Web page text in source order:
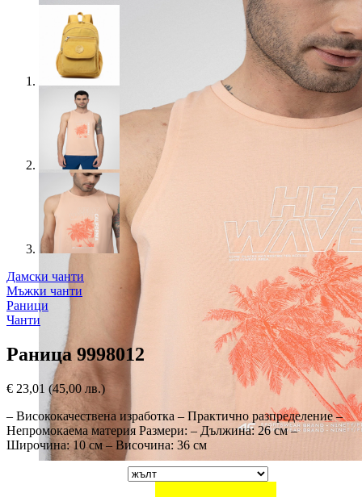
Дамски чанти
Мъжки чанти
Раници
Чанти
Раница 9998012
€ 23,01 (45,00 лв.)
– Висококачествена изработка – Практично разпределение –
Непромокаема материя Размери: – Дължина: 26 см –
Широчина: 10 см – Височина: 36 см